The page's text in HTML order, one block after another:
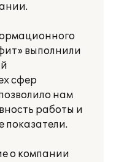
выполнили
сфер
нам
работы и
показатели.
о компании